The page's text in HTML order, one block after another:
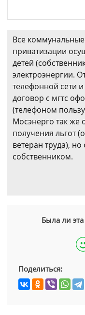
Все
приватизации
детей
электроэнергии.
телефонной сети
договор с мгтс
(телефоном
Мосэнерго так же
получения льгот
ветеран труда),
собственником.
Была ли эта
Поделиться: